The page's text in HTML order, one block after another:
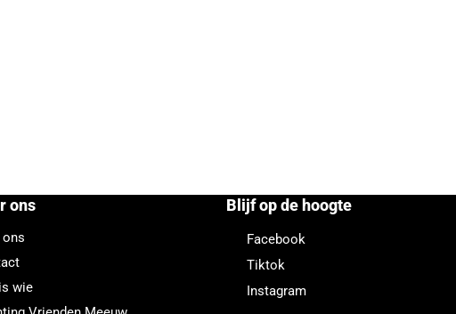
ons
ons
wie
Blijf op de hoogte
Facebook
Tiktok
Instagram